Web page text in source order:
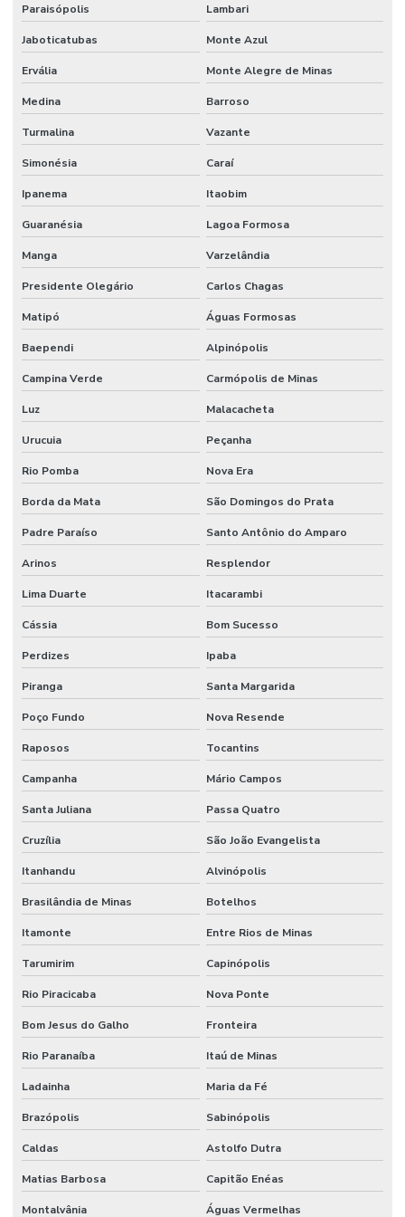
Paraisópolis Lambari
Jaboticatubas Monte Azul
Ervália Monte Alegre de Minas
Medina Barroso
Turmalina Vazante
Simonésia Caraí
Ipanema Itaobim
Guaranésia Lagoa Formosa
Manga Varzelândia
Presidente Olegário Carlos Chagas
Matipó Águas Formosas
Baependi Alpinópolis
Campina Verde Carmópolis de Minas
Luz Malacacheta
Urucuia Peçanha
Rio Pomba Nova Era
Borda da Mata São Domingos do Prata
Padre Paraíso Santo Antônio do Amparo
Arinos Resplendor
Lima Duarte Itacarambi
Cássia Bom Sucesso
Perdizes Ipaba
Piranga Santa Margarida
Poço Fundo Nova Resende
Raposos Tocantins
Campanha Mário Campos
Santa Juliana Passa Quatro
Cruzília São João Evangelista
Itanhandu Alvinópolis
Brasilândia de Minas Botelhos
Itamonte Entre Rios de Minas
Tarumirim Capinópolis
Rio Piracicaba Nova Ponte
Bom Jesus do Galho Fronteira
Rio Paranaíba Itaú de Minas
Ladainha Maria da Fé
Brazópolis Sabinópolis
Caldas Astolfo Dutra
Matias Barbosa Capitão Enéas
Montalvânia Águas Vermelhas